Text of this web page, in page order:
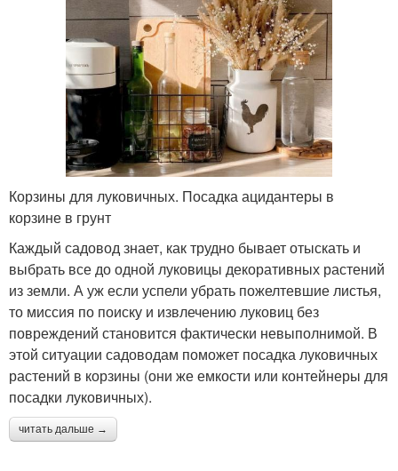
Корзины для луковичных. Посадка ацидантеры в
корзине в грунт
Каждый садовод знает, как трудно бывает отыскать и
выбрать все до одной луковицы декоративных растений
из земли. А уж если успели убрать пожелтевшие листья,
то миссия по поиску и извлечению луковиц без
повреждений становится фактически невыполнимой. В
этой ситуации садоводам поможет посадка луковичных
растений в корзины (они же емкости или контейнеры для
посадки луковичных).
читать дальше →